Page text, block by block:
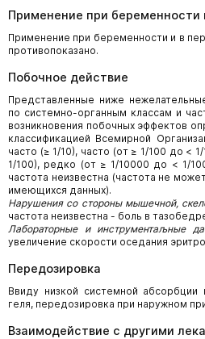
Применение при беременности
Применение при беременности и в
противопоказано.
Побочное действие
Представленные ниже
по системно-органным классам и
возникновения побочных эффектов
классификацией Всемирной
часто (≥ 1/10), часто (от ≥ 1/100 до <
1/100), редко (от ≥ 1/10000 до < 1/
частота неизвестна (частота не
имеющихся данных).
Нарушения со стороны мышечной,
частота неизвестна - боль в
Лабораторные и инструментаљные
увеличение скорости оседания
Передозировка
Ввиду низкой системной абсорбции
геля, передозировка при наружном
Взаимодействие с другими